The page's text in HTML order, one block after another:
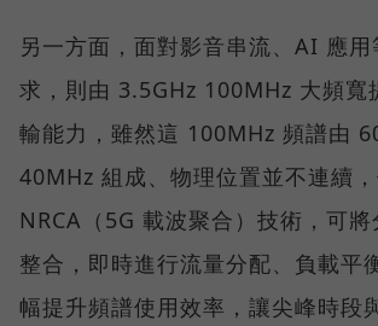
另一方面，面對影音串流、AI 應
求，則由 3.5GHz 100MHz 大頻寬
輸能力，雖然這 100MHz 頻譜由
40MHz 組成、物理位置並不連續
NRCA（5G 載波聚合）技術，可
整合，即時進行流量分配、負載平
幅提升頻譜使用效率，讓尖峰時段